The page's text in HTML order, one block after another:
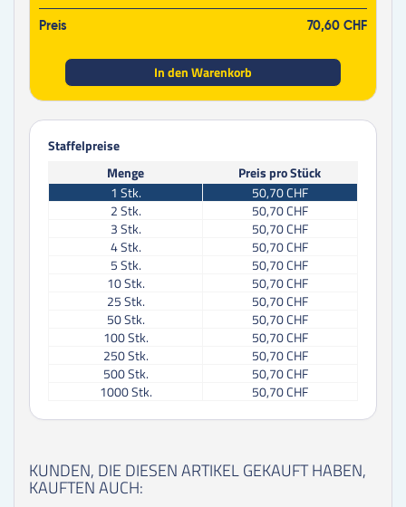
Preis 70,60 CHF
In den Warenkorb
Staffelpreise
Menge
Preis pro Stück
1 Stk.
50,70 CHF
2Stk.
50,70 CHF
3Stk.
50,70 CHF
4Stk.
50,70 CHF
5Stk.
50,70 CHF
10Stk.
50,70 CHF
25Stk.
50,70 CHF
50Stk.
50,70 CHF
100Stk.
50,70 CHF
250Stk.
50,70 CHF
500Stk.
50,70 CHF
1000Stk. 50,70 CHF
KUNDEN, DIE DIESEN ARTIKEL GEKAUFT HABEN,
KAUFTEN AUCH: